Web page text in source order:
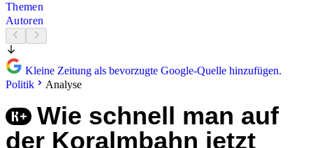
Themen
Autoren
Kleine Zeitung als bevorzugte Google-Quelle hinzufügen.
Politik
Analyse
Wie schnell man auf
der Koralmbahn jetzt